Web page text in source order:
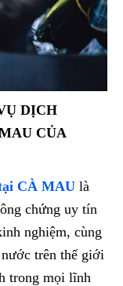
DỊCH
CỦA
CÀ MAU là
chứng uy tín
nghiệm, cùng
trên thế giới
trong mọi lĩnh